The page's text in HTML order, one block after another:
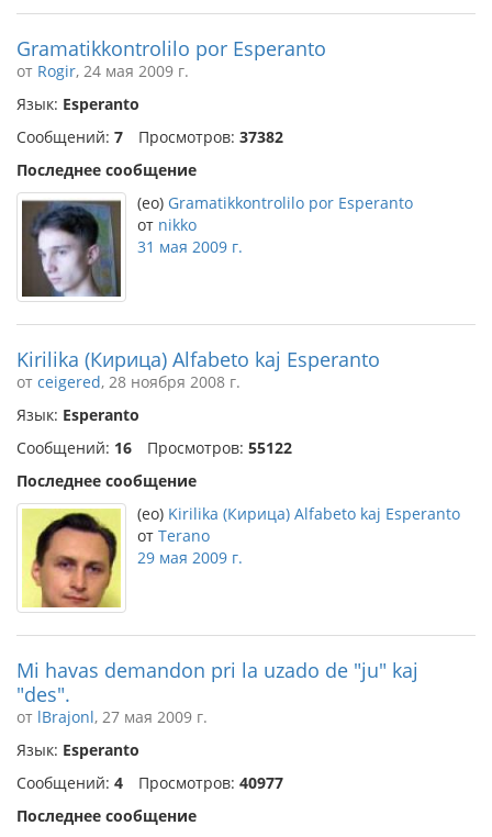
Gramatikkontrolilo por Esperanto
от Rogir, 24 мая 2009 г.
Язык: Esperanto
Сообщений: 7 Просмотров: 37382
Последнее сообщение
(eo) Gramatikkontrolilo por Esperanto
от nikko
31 мая 2009 г.
Kirilika (Кирица) Alfabeto kaj Esperanto
от ceigered, 28 ноября 2008 г.
Язык: Esperanto
Сообщений: 16 Просмотров: 55122
Последнее сообщение
(eo) Kirilika (Кирица) Alfabeto kaj Esperanto
от Terano
29 мая 2009 г.
Mi havas demandon pri la uzado de "ju" kaj
"des".
от lBrajonl, 27 мая 2009 г.
Язык: Esperanto
Сообщений: 4 Просмотров: 40977
Последнее сообщение